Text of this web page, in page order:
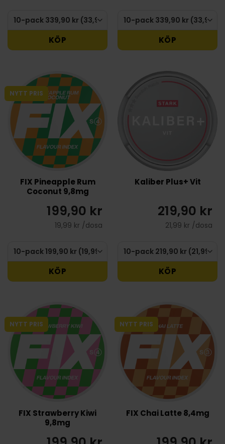
KÖP KÖP
NYTT PRIS
FIX Pineapple Rum
Coconut 9,8mg
199,90 kr
19,99 kr /dosa
KÖP
Kaliber Plus+ Vit
219,90 kr
21,99 kr /dosa
KÖP
NYTT PRIS
FIX Strawberry Kiwi
9,8mg
NYTT PRIS
FIX Chai Latte 8,4mg